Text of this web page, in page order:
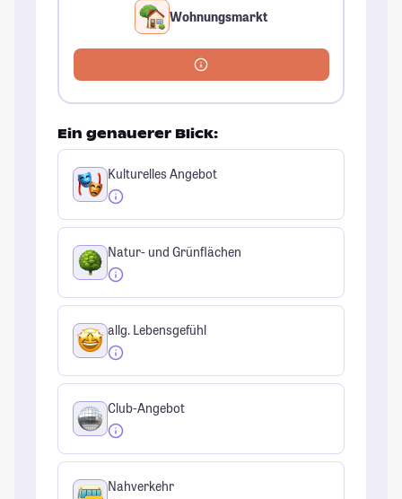
Wohnungsmarkt
Ein genauerer Blick:
Kulturelles Angebot
Natur- und Grünflächen
allg. Lebensgefühl
Club-Angebot
Nahverkehr